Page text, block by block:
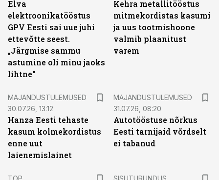
Elva
elektroonikatööstus
GPV Eesti sai uue juhi
ettevõtte seest.
„Järgmise sammu
astumine oli minu jaoks
lihtne“
Kehra metallitööstus
mitmekordistas kasumi
ja uus tootmishoone
valmib plaanitust
varem
MAJANDUSTULEMUSED
30.07.26, 13:12
Hanza Eesti tehaste
kasum kolmekordistus
enne uut
laienemislainet
MAJANDUSTULEMUSED
31.07.26, 08:20
Autotööstuse nõrkus
Eesti tarnijaid võrdselt
ei tabanud
TOP SISUTURUNDUS